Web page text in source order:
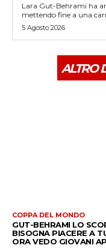
Lara Gut-Behrami ha
mettendo fine a una
5 Agosto 2026
ALTRO
COPPA DEL MONDO
GUT-BEHRAMI LO
BISOGNA PIACERE A
ORA VEDO GIOVANI